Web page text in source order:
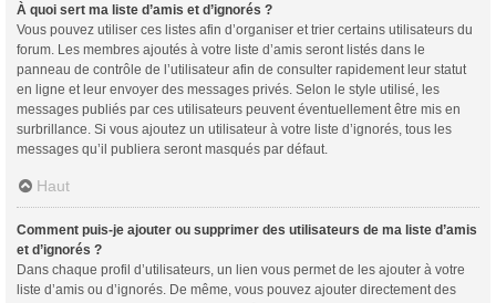
À quoi sert ma liste d’amis et d’ignorés ?
Vous pouvez utiliser ces listes afin d’organiser et trier certains utilisateurs du
forum. Les membres ajoutés à votre liste d’amis seront listés dans le
panneau de contrôle de l’utilisateur afin de consulter rapidement leur statut
en ligne et leur envoyer des messages privés. Selon le style utilisé, les
messages publiés par ces utilisateurs peuvent éventuellement être mis en
surbrillance. Si vous ajoutez un utilisateur à votre liste d’ignorés, tous les
messages qu’il publiera seront masqués par défaut.
Haut
Comment puis-je ajouter ou supprimer des utilisateurs de ma liste d’amis
et d’ignorés ?
Dans chaque profil d’utilisateurs, un lien vous permet de les ajouter à votre
liste d’amis ou d’ignorés. De même, vous pouvez ajouter directement des